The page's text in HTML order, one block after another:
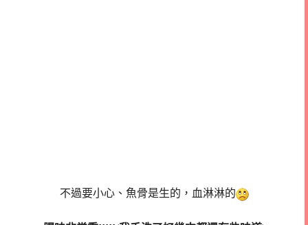
不過要小心、魚骨是生的，血淋淋的